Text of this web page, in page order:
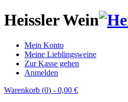
Heissler Wein
Mein Konto
Meine Lieblingsweine
Zur Kasse gehen
Anmelden
Warenkorb (0) - 0,00 €